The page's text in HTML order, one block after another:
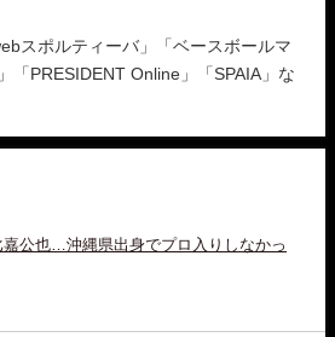
スポルティーバ」「ベースボールマ
「PRESIDENT Online」「SPAIA」な
嘉公也…沖縄県出身でプロ入りしなかっ